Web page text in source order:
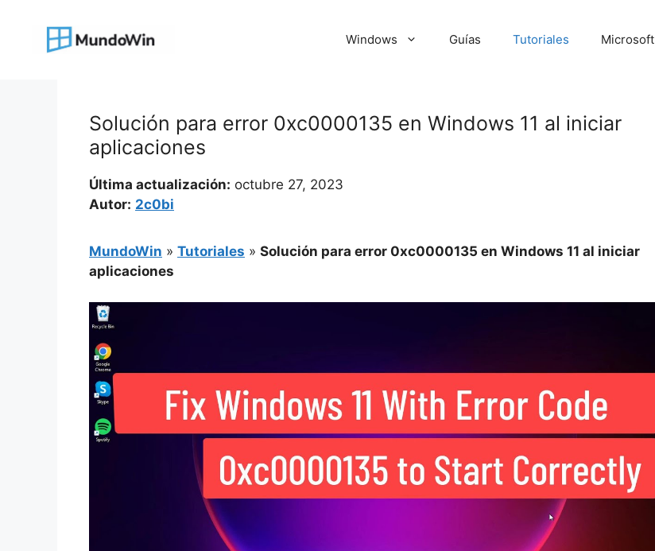
contenido
Windows Guías Tutoriales Microsoft
Solución para error 0xc0000135 en Windows 11 al iniciar
aplicaciones
Última actualización: octubre 27, 2023
Autor: 2c0bi
MundoWin » Tutoriales » Solución para error 0xc0000135 en Windows 11 al iniciar
aplicaciones